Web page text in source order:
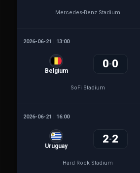
Mercedes-Benz Stadium
2026-06-21 | 13:00
Belgium
0-0
SoFi Stadium
2026-06-21 | 16:00
Uruguay
2-2
Hard Rock Stadium